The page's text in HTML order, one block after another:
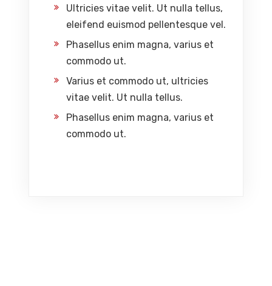
Ultricies vitae velit. Ut nulla tellus,
eleifend euismod pellentesque vel.
Phasellus enim magna, varius et
commodo ut.
Varius et commodo ut, ultricies
vitae velit. Ut nulla tellus.
Phasellus enim magna, varius et
commodo ut.